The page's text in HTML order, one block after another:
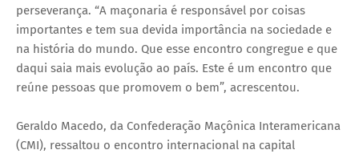
perseverança. “A maçonaria é responsável por coisas
importantes e tem sua devida importância na sociedade e
na história do mundo. Que esse encontro congregue e que
daqui saia mais evolução ao país. Este é um encontro que
reúne pessoas que promovem o bem”, acrescentou.
Geraldo Macedo, da Confederação Maçônica Interamericana
(CMI), ressaltou o encontro internacional na capital